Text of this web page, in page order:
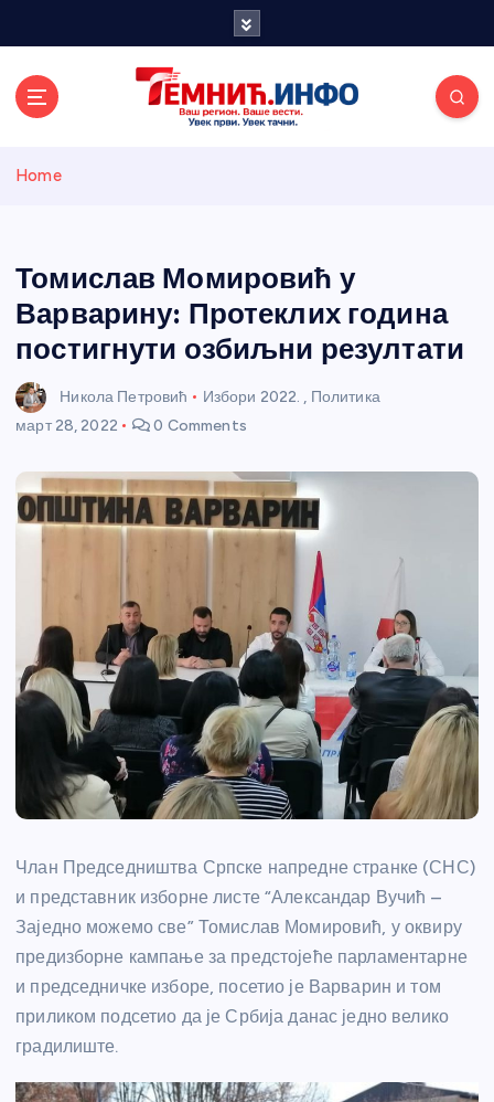
и портал
Home
Томислав Момировић у
Варварину: Протеклих година
постигнути озбиљни резултати
Никола Петровић Избори 2022. , Политика
март 28, 2022
0 Comments
Члан Председништва Српске напредне странке (СНС)
и представник изборне листе “Александар Вучић –
Заједно можемо све” Томислав Момировић, у оквиру
предизборне кампање за предстојеће парламентарне
и председничке изборе, посетио је Варварин и том
приликом подсетио да је Србија данас једно велико
градилиште.